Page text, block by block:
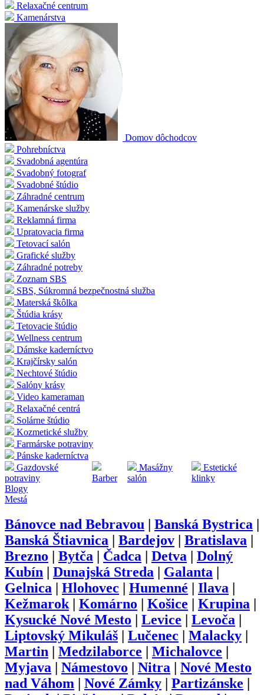
Relaxačné centrum
Kamenárstva
Domov dôchodcov
Pohrebníctva
Svadobná agentúra
Svadobný fotograf
Svadobné štúdio
Záhradné centrum
Kamenárske služby
Reklamná firma
Upratovacia firma
Tetovací salón
Grafické služby
Záhradné potreby
Zoznam SBS
SBS, Súkromná bezpečnostná služba
Materská škôlka
Štúdia krásy
Tetovacie štúdio
Wellness centrum
Dámske kaderníctvo
Krajčírsky salón
Nechtové štúdio
Salóny krásy
Video kameraman
Relaxačné centrá
Solárne štúdio
Kozmetické služby
Farmárske potraviny
Pánske kaderníctva
Gazdovské
potraviny
Barber
Masážny
salón
Estetické
klinky
Blogy
Mestá
Bánovce nad Bebravou Banská Bystrica
Banská Štiavnica
Bardejov Bratislava
Brezno
Bytča Čadca Detva
Dolný
Kubín
Dunajská Streda Galanta
Gelnica
Hlohovec Humenné Ilava
Kežmarok| Komárno Košice Krupina
Kysucké Nové Mesto
Levice Levoča
Liptovský Mikuláš
Lučenec Malacky
Martin
Medzilaborce Michalovce
Myjava
Námestovo Nitra
Nové Mesto
nad Váhom
Nové Zámky Partizánske